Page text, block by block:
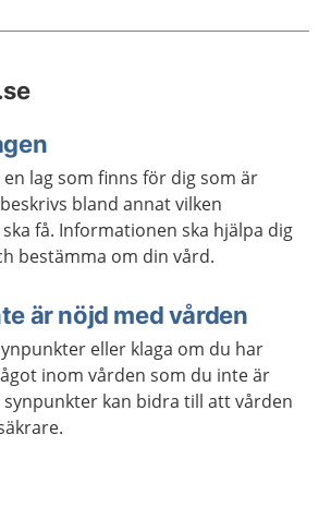
lag som finns för dig som är
bland annat vilken
få. Informationen ska hjälpa dig
bestämma om din vård.
är nöjd med vården
eller klaga om du har
inom vården som du inte är
kan bidra till att vården